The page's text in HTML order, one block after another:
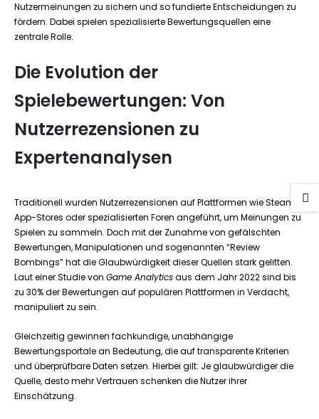
Nutzermeinungen zu sichern und so fundierte Entscheidungen zu
fördern. Dabei spielen spezialisierte Bewertungsquellen eine
zentrale Rolle.
Die Evolution der
Spielebewertungen: Von
Nutzerrezensionen zu
Expertenanalysen
Traditionell wurden Nutzerrezensionen auf Plattformen wie Steam,
App-Stores oder spezialisierten Foren angeführt, um Meinungen zu
Spielen zu sammeln. Doch mit der Zunahme von gefälschten
Bewertungen, Manipulationen und sogenannten “Review
Bombings” hat die Glaubwürdigkeit dieser Quellen stark gelitten.
Laut einer Studie von Game Analyticsaus dem Jahr 2022 sind bis
zu 30% der Bewertungen auf populären Plattformen in Verdacht,
manipuliert zu sein.
Gleichzeitig gewinnen fachkundige, unabhängige
Bewertungsportale an Bedeutung, die auf transparente Kriterien
und überprüfbare Daten setzen. Hierbei gilt: Je glaubwürdiger die
Quelle, desto mehr Vertrauen schenken die Nutzer ihrer
Einschätzung.